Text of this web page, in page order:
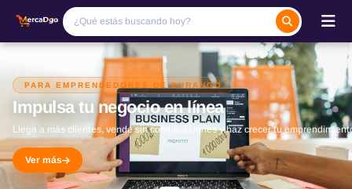
PARA EMPRENDEDORES DE DURANGO
Impulsa tu negocio en línea
Llega a más clientes, vende sin complicaciones y haz crecer tu
Ver más